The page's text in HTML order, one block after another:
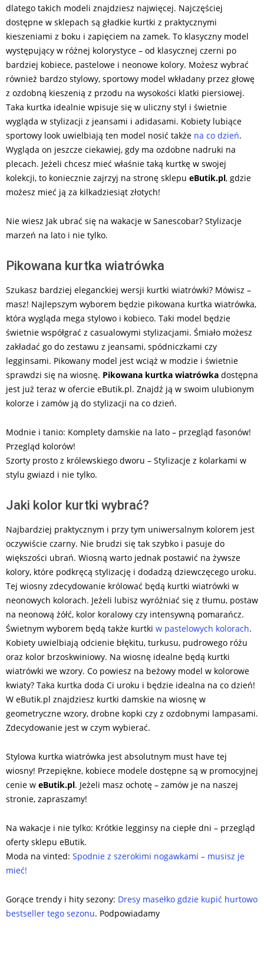
dlatego takich modeli znajdziesz najwięcej. Najczęściej
dostępne w sklepach są gładkie kurtki z praktycznymi
kieszeniami z boku i zapięciem na zamek. To klasyczny model
występujący w różnej kolorystyce – od klasycznej czerni po
bardziej kobiece, pastelowe i neonowe kolory. Możesz wybrać
również bardzo stylowy, sportowy model wkładany przez głowę
z ozdobną kieszenią z przodu na wysokości klatki piersiowej.
Taka kurtka idealnie wpisuje się w uliczny styl i świetnie
wygląda w stylizacji z jeansami i adidasami. Kobiety lubiące
sportowy look uwielbiają ten model nosić także na co dzień.
Wygląda on jeszcze ciekawiej, gdy ma ozdobne nadruki na
plecach. Jeżeli chcesz mieć właśnie taką kurtkę w swojej
kolekcji, to koniecznie zajrzyj na stronę sklepu eButik.pl, gdzie
możesz mieć ją za kilkadziesiąt złotych!
Nie wiesz Jak ubrać się na wakacje w Sanescobar? Stylizacje
marzeń na lato i nie tylko.
Pikowana kurtka wiatrówka
Szukasz bardziej eleganckiej wersji kurtki wiatrówki? Mówisz –
masz! Najlepszym wyborem będzie pikowana kurtka wiatrówka,
która wygląda mega stylowo i kobieco. Taki model będzie
świetnie współgrać z casualowymi stylizacjami. Śmiało możesz
zakładać go do zestawu z jeansami, spódniczkami czy
legginsami. Pikowany model jest wciąż w modzie i świetnie
sprawdzi się na wiosnę. Pikowana kurtka wiatrówka dostępna
jest już teraz w ofercie eButik.pl. Znajdź ją w swoim ulubionym
kolorze i zamów ją do stylizacji na co dzień.
Modnie i tanio: Komplety damskie na lato – przegląd fasonów!
Przegląd kolorów!
Szorty prosto z królewskiego dworu – Stylizacje z kolarkami w
stylu gwiazd i nie tylko.
Jaki kolor kurtki wybrać?
Najbardziej praktycznym i przy tym uniwersalnym kolorem jest
oczywiście czarny. Nie brudzi się tak szybko i pasuje do
większości ubrań. Wiosną warto jednak postawić na żywsze
kolory, które podkręcą stylizację i dodadzą dziewczęcego uroku.
Tej wiosny zdecydowanie królować będą kurtki wiatrówki w
neonowych kolorach. Jeżeli lubisz wyróżniać się z tłumu, postaw
na neonową żółć, kolor koralowy czy intensywną pomarańcz.
Świetnym wyborem będą także kurtki w pastelowych kolorach.
Kobiety uwielbiają odcienie błękitu, turkusu, pudrowego różu
oraz kolor brzoskwiniowy. Na wiosnę idealne będą kurtki
wiatrówki we wzory. Co powiesz na beżowy model w kolorowe
kwiaty? Taka kurtka doda Ci uroku i będzie idealna na co dzień!
W eButik.pl znajdziesz kurtki damskie na wiosnę w
geometryczne wzory, drobne kopki czy z ozdobnymi lampasami.
Zdecydowanie jest w czym wybierać.
Stylowa kurtka wiatrówka jest absolutnym must have tej
wiosny! Przepiękne, kobiece modele dostępne są w promocyjnej
cenie w eButik.pl. Jeżeli masz ochotę – zamów je na naszej
stronie, zapraszamy!
Na wakacje i nie tylko: Krótkie legginsy na ciepłe dni – przegląd
oferty sklepu eButik.
Moda na vinted: Spodnie z szerokimi nogawkami – musisz je
mieć!
Gorące trendy i hity sezony: Dresy masełko gdzie kupić hurtowo
bestseller tego sezonu. Podpowiadamy